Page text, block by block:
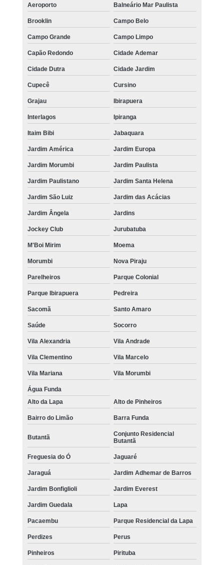
Aeroporto Balneário Mar Paulista
Brooklin Campo Belo
Campo Grande Campo Limpo
Capão Redondo Cidade Ademar
Cidade Dutra Cidade Jardim
Cupecê Cursino
Grajau Ibirapuera
Interlagos Ipiranga
Itaim Bibi Jabaquara
Jardim América Jardim Europa
Jardim Morumbi Jardim Paulista
Jardim Paulistano Jardim Santa Helena
Jardim São Luiz Jardim das Acácias
Jardim Ângela Jardins
Jockey Club Jurubatuba
M'Boi Mirim Moema
Morumbi Nova Piraju
Parelheiros Parque Colonial
Parque Ibirapuera Pedreira
Sacomã Santo Amaro
Saúde Socorro
Vila Alexandria Vila Andrade
Vila Clementino Vila Marcelo
Vila Mariana Vila Morumbi
Água Funda
Alto da Lapa
Alto de Pinheiros
Bairro do Limão Barra Funda
Butantã
Conjunto Residencial
Butantã
Freguesia do Ó Jaguaré
Jaraguá Jardim Adhemar de Barros
Jardim Bonfiglioli Jardim Everest
Jardim Guedala Lapa
Pacaembu Parque Residencial da Lapa
Perdizes Perus
Pinheiros Pirituba